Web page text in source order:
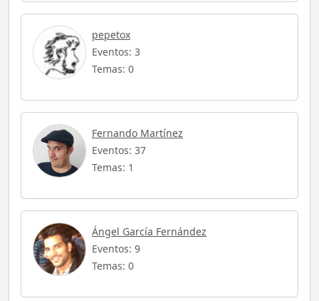
pepetox
Eventos: 3
Temas: 0
Fernando Martínez
Eventos: 37
Temas: 1
Ángel García Fernández
Eventos: 9
Temas: 0